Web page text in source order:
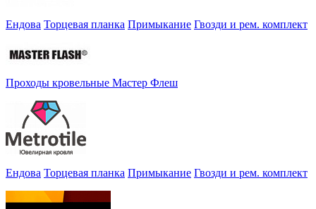
Ендова Торцевая планка Примыкание Гвозди и рем. комплект
Проходы кровельные Мастер Флеш
Ендова Торцевая планка Примыкание Гвозди и рем. комплект